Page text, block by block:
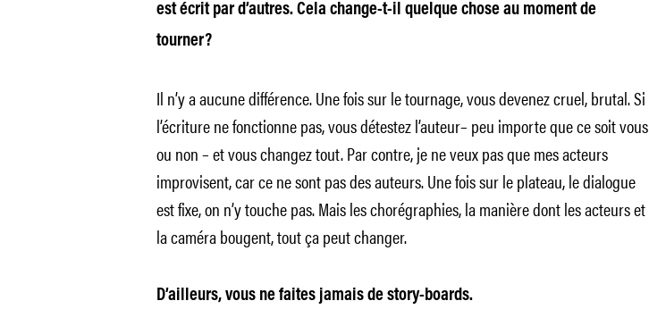
est écrit par d’autres. Cela change-t-il quelque chose au moment de
tourner?
Il n’y a aucune différence. Une fois sur le tournage, vous devenez cruel, brutal. Si
l’écriture ne fonctionne pas, vous détestez l’auteur– peu importe que ce soit vous
ou non – et vous changez tout. Par contre, je ne veux pas que mes acteurs
improvisent, car ce ne sont pas des auteurs. Une fois sur le plateau, le dialogue
est fixe, on n’y touche pas. Mais les chorégraphies, la manière dont les acteurs et
la caméra bougent, tout ça peut changer.
D’ailleurs, vous ne faites jamais de story-boards.